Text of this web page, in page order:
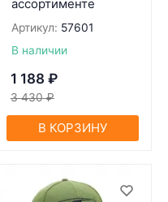
ассортименте
Артикул: 57601
В наличии
1 188 ₽
3 430 ₽
В КОРЗИНУ